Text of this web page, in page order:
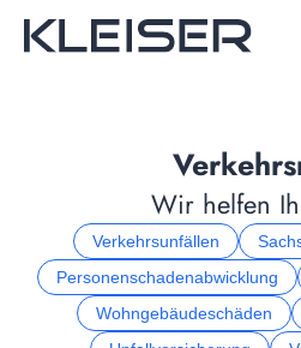
Wir helfen
Verkehrsunfällen
Personenschadenabwicklung
Wohngebäudeschäden